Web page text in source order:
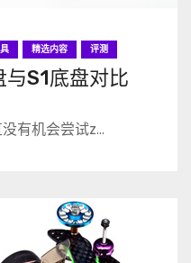
精选内容 评测
S1底盘对比
有机会尝试z…